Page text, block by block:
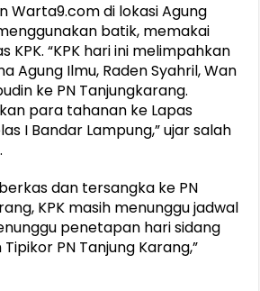
Warta9.com di lokasi Agung
batik, memakai
KPK. “KPK hari ini melimpahkan
Agung Ilmu, Raden Syahril, Wan
ke PN Tanjungkarang.
para tahanan ke Lapas
I Bandar Lampung,” ujar salah
dan tersangka ke PN
KPK masih menunggu jadwal
penetapan hari sidang
PN Tanjung Karang,”